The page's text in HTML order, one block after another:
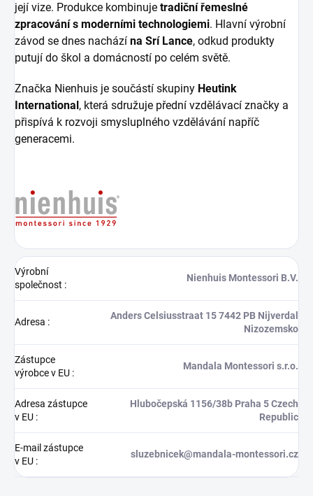
její vize. Produkce kombinuje tradiční řemeslné
zpracování s moderními technologiemi. Hlavní výrobní
závod se dnes nachází na Srí Lance, odkud produkty
putují do škol a domácností po celém světě.
Značka Nienhuis je součástí skupiny Heutink
International, která sdružuje přední vzdělávací značky a
přispívá k rozvoji smysluplného vzdělávání napříč
generacemi.
Výrobní
společnost :
Nienhuis Montessori B.V.
Adresa :
Anders Celsiusstraat 15 7442 PB Nijverdal
Nizozemsko
Zástupce
výrobce v EU :
Mandala Montessori s.r.o.
Adresa zástupce
v EU :
Hlubočepská 1156/38b Praha 5 Czech
Republic
E-mail zástupce
v EU :
sluzebnicek@mandala-montessori.cz